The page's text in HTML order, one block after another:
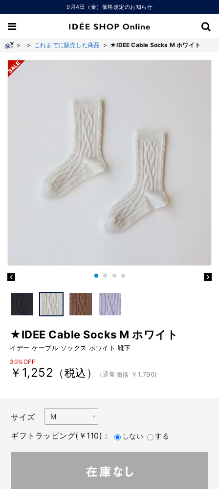
9月4日（金）価格改定のお知らせ
> > これまでに販売した商品 > ★IDEE Cable Socks M ホワイト
★IDEE Cable Socks M ホワイト
イデー ケーブル ソックス ホワイト 靴下
30%OFF
￥1,252 （税込） (通常価格 ￥1,790)
サイズ
ギフトラッピング(￥110)：
しない する